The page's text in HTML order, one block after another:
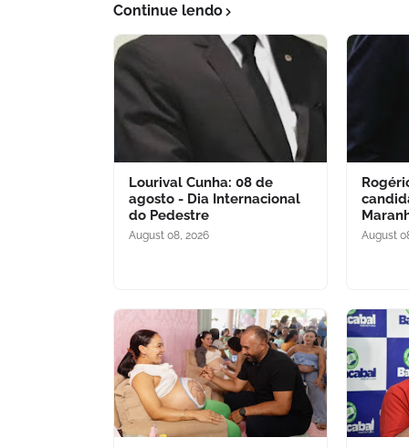
Continue lendo
Lourival Cunha: 08 de
agosto - Dia Internacional
do Pedestre
August 08, 2026 August